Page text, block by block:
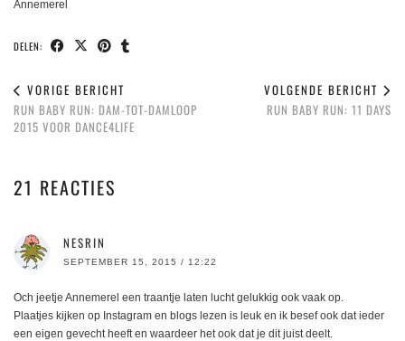
Annemerel
DELEN:
VORIGE BERICHT
RUN BABY RUN: DAM-TOT-DAMLOOP
2015 VOOR DANCE4LIFE
VOLGENDE BERICHT
RUN BABY RUN: 11 DAYS
21 REACTIES
NESRIN
SEPTEMBER 15, 2015 / 12:22
Och jeetje Annemerel een traantje laten lucht gelukkig ook vaak op.
Plaatjes kijken op Instagram en blogs lezen is leuk en ik besef ook dat ieder
een eigen gevecht heeft en waardeer het ook dat je dit juist deelt.